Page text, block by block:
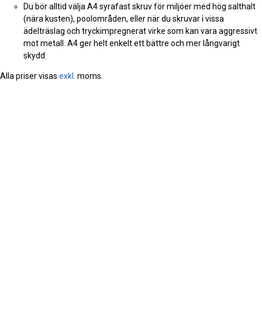
Du bör alltid välja A4 syrafast skruv för miljöer med hög salthalt
(nära kusten), poolområden, eller när du skruvar i vissa
ädelträslag och tryckimpregnerat virke som kan vara aggressivt
mot metall. A4 ger helt enkelt ett bättre och mer långvarigt
skydd.
Alla priser visas exkl. moms.